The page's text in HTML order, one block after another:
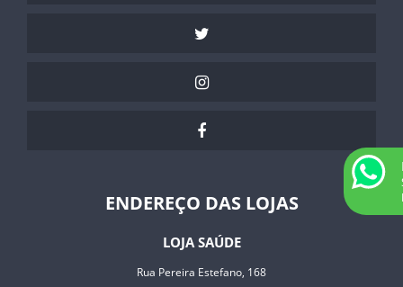
ENDEREÇO DAS LOJAS
LOJA SAÚDE
Rua Pereira Estefano, 168